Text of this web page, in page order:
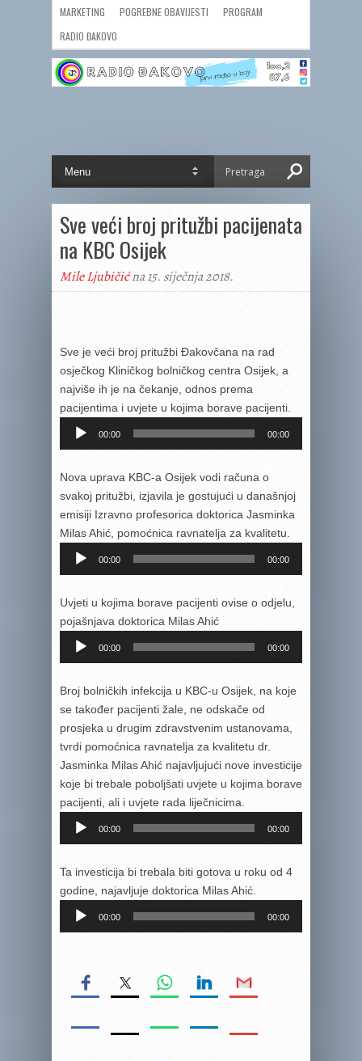
MARKETING POGREBNE OBAVIJESTI
PROGRAM
RADIO ĐAKOVO
Sve veći broj pritužbi pacijenata
na KBC Osijek
Mile Ljubičićna 15. siječnja 2018.
Sve je veći broj pritužbi Đakovčana na rad
osječkog Kliničkog bolničkog centra Osijek, a
najviše ih je na čekanje, odnos prema
pacijentima i uvjete u kojima borave pacijenti.
Reproduktor
00:00 00:00
Nova uprava KBC-a Osijek vodi računa o
svakoj pritužbi, izjavila je gostujući u današnjoj
emisiji Izravno profesorica doktorica Jasminka
Milas Ahić, pomoćnica ravnatelja za kvalitetu.
Reproduktor
00:00 00:00
Uvjeti u kojima borave pacijenti ovise o odjelu,
pojašnjava doktorica Milas Ahić
Reproduktor
00:00 00:00
Broj bolničkih infekcija u KBC-u Osijek, na koje
se također pacijenti žale, ne odskače od
prosjeka u drugim zdravstvenim ustanovama,
tvrdi pomoćnica ravnatelja za kvalitetu dr.
Jasminka Milas Ahić najavljujući nove investicije
koje bi trebale poboljšati uvjete u kojima borave
pacijenti, ali i uvjete rada liječnicima.
Reproduktor
00:00 00:00
Ta investicija bi trebala biti gotova u roku od 4
godine, najavljuje doktorica Milas Ahić.
Reproduktor
00:00 00:00